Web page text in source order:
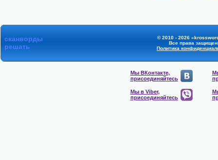
сканворды
решать
© 2010 - 2026
Все права
Политика
Мы ВКонтакте,
присоединяйтесь
Мы в Viber,
присоединяйтесь